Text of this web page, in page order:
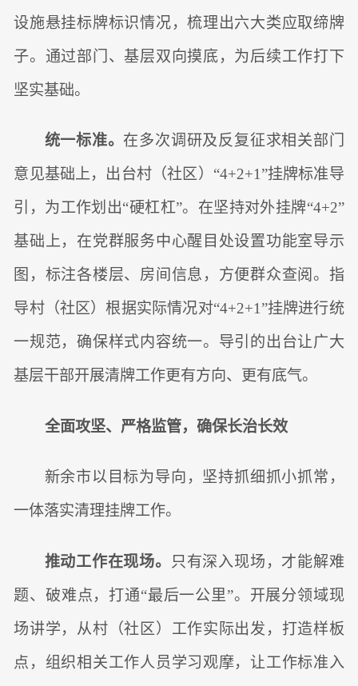
设施悬挂标牌标识情况，梳理出六大类应取缔牌
子。通过部门、基层双向摸底，为后续工作打下
坚实基础。
统一标准。 在多次调研及反复征求相关部门
意见基础上，出台村（社区）“4+2+1”挂牌标准导
引，为工作划出“硬杠杠”。在坚持对外挂牌“4+2”
基础上，在党群服务中心醒目处设置功能室导示
图，标注各楼层、房间信息，方便群众查阅。指
导村（社区）根据实际情况对“4+2+1”挂牌进行统
一规范，确保样式内容统一。导引的出台让广大
基层干部开展清牌工作更有方向、更有底气。
全面攻坚、严格监管，确保长治长效
新余市以目标为导向，坚持抓细抓小抓常，
一体落实清理挂牌工作。
推动工作在现场。
只有深入现场，才能解难
题、破难点，打通“最后一公里”。开展分领域现
场讲学，从村（社区）工作实际出发，打造样板
点，组织相关工作人员学习观摩，让工作标准入